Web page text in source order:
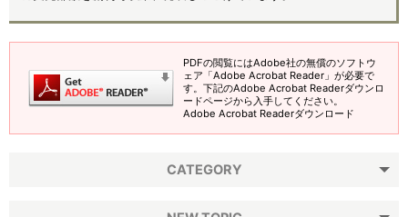
PDFの閲覧にはAdobe社の無償のソフトウ
ェア「Adobe Acrobat Reader」が必要で
す。下記のAdobe Acrobat Readerダウンロ
ードページから入手してください。
Adobe Acrobat Readerダウンロード
CATEGORY